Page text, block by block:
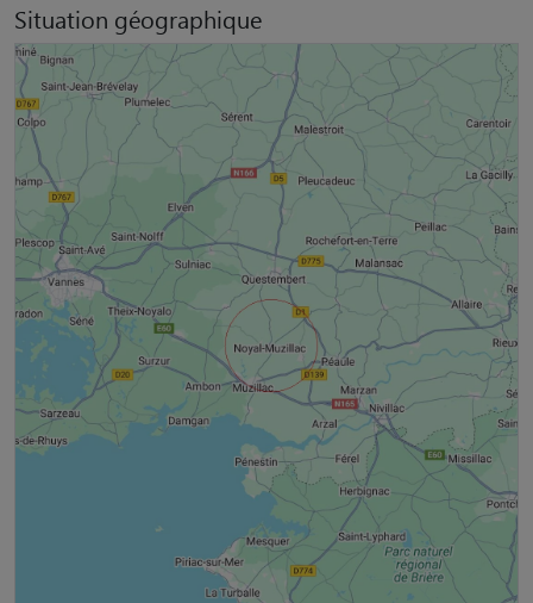
Situation géographique